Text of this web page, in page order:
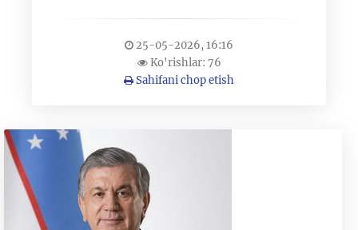
25-05-2026, 16:16
Ko'rishlar: 76
Sahifani chop etish